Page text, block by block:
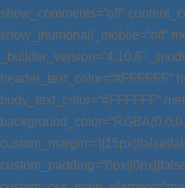
show_comments=“off“
show_thumbnail_mobile=“off“
_builder_version=“4.10.8″
header_text_color=“#FFFFFF“
body_text_color=“#FFFFFF“